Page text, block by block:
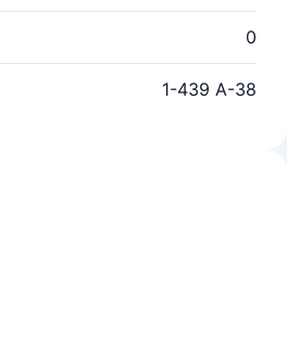
0
1-439 А-38